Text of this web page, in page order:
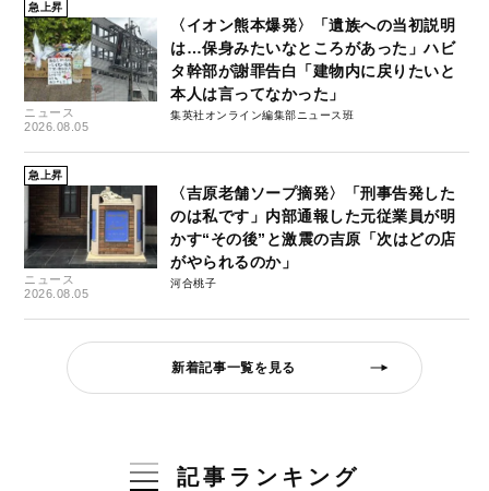
急上昇
ニュース
2026.08.05
〈イオン熊本爆発〉「遺族への当初説明
は…保身みたいなところがあった」ハビ
タ幹部が謝罪告白「建物内に戻りたいと
本人は言ってなかった」
集英社オンライン編集部ニュース班
急上昇
ニュース
2026.08.05
〈吉原老舗ソープ摘発〉「刑事告発した
のは私です」内部通報した元従業員が明
かす“その後”と激震の吉原「次はどの店
がやられるのか」
河合桃子
新着記事一覧を見る
記事ランキング